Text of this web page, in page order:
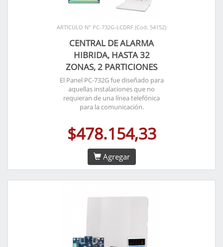
ARTICULO N° PC-732G-LCDRF (Cod. 54152)
CENTRAL DE ALARMA
HIBRIDA, HASTA 32
ZONAS, 2 PARTICIONES
El Panel PC-732G fue diseñado para
aquellas instalaciones que no
requieran de una línea telefónica
para la comunicación.
$478.154,33
Agregar